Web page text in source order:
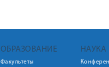
ОБРАЗОВАНИЕ
Факультеты
НАУКА